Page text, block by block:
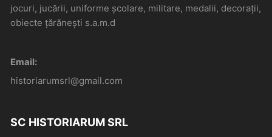
jocuri, jucării, uniforme școlare, militare, medalii, decorații,
obiecte țărănești s.a.m.d
Email:
historiarumsrl@gmail.com
SC HISTORIARUM SRL